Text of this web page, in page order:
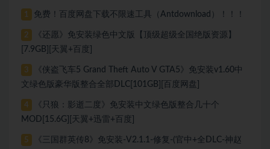
1 免费！百度网盘下载不限速工具（Antdownload）！！！
2
《还愿》免安装绿色中文版【顶级超级全国绝版资源】
[7.9GB][天翼+百度]
3
《侠盗飞车5 Grand Theft Auto V GTA5》免安装v1.60中
文绿色版豪华版整合全部DLC[101GB][百度网盘]
4
《只狼：影逝二度》免安装中文绿色版整合几十个
MOD[15.6G][天翼+迅雷+百度]
5
《三国群英传8》免安装-V2.1.1-修复-(官中+全DLC-神赵